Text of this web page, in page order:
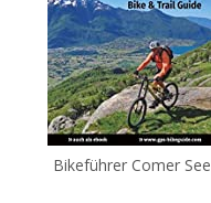
Bikeführer Comer See